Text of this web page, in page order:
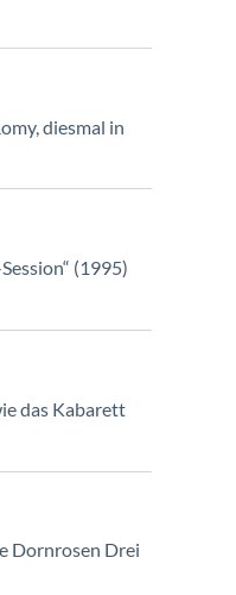
diesmal in
(1995)
das Kabarett
Dornrosen Drei